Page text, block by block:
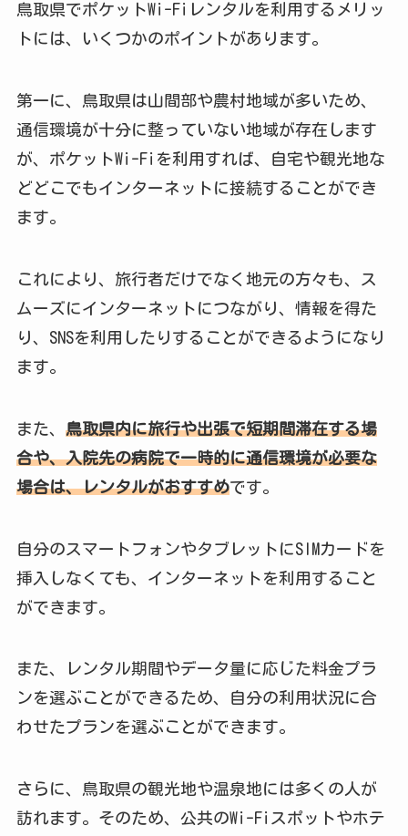
鳥取県でポケットWi-Fiレンタルを利用するメリッ
トには、いくつかのポイントがあります。
第一に、鳥取県は山間部や農村地域が多いため、
通信環境が十分に整っていない地域が存在します
が、ポケットWi-Fiを利用すれば、自宅や観光地な
どどこでもインターネットに接続することができ
ます。
これにより、旅行者だけでなく地元の方々も、ス
ムーズにインターネットにつながり、情報を得た
り、SNSを利用したりすることができるようになり
ます。
また、 鳥取県内に旅行や出張で短期間滞在する場
合や、入院先の病院で一時的に通信環境が必要な
場合は、レンタルがおすすめです。
自分のスマートフォンやタブレットにSIMカードを
挿入しなくても、インターネットを利用すること
ができます。
また、レンタル期間やデータ量に応じた料金プラ
ンを選ぶことができるため、自分の利用状況に合
わせたプランを選ぶことができます。
さらに、鳥取県の観光地や温泉地には多くの人が
訪れます。そのため、公共のWi-Fiスポットやホテ